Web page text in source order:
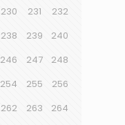
230 231
232
238 239
240
246 247
248
254 255
256
262 263
264